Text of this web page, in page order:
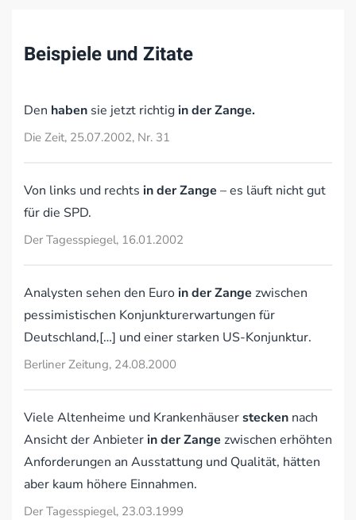
Beispiele und Zitate
Den haben sie jetzt richtig in der Zange.
Die Zeit, 25.07.2002, Nr. 31
Von links und rechts in der Zange – es läuft nicht gut
für die SPD.
Der Tagesspiegel, 16.01.2002
Analysten sehen den Euro in der Zange zwischen
pessimistischen Konjunkturerwartungen für
Deutschland,[…] und einer starken US-Konjunktur.
Berliner Zeitung, 24.08.2000
Viele Altenheime und Krankenhäuserstecken nach
Ansicht der Anbieter in der Zange zwischen erhöhten
Anforderungen an Ausstattung und Qualität, hätten
aber kaum höhere Einnahmen.
Der Tagesspiegel, 23.03.1999